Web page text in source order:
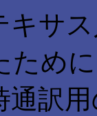
サ
ために
訳